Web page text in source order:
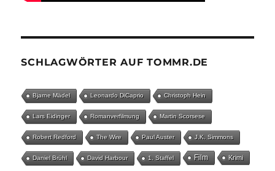
SCHLAGWÖRTER AUF TOMMR.DE
Bjarne Mädel Leonardo DiCaprio Christoph Hein
Lars Eidinger Romanverfilmung Martin Scorsese
Robert Redford The Wire Paul Auster J.K. Simmons
Daniel Brühl David Harbour 1. Staffel Film Krimi